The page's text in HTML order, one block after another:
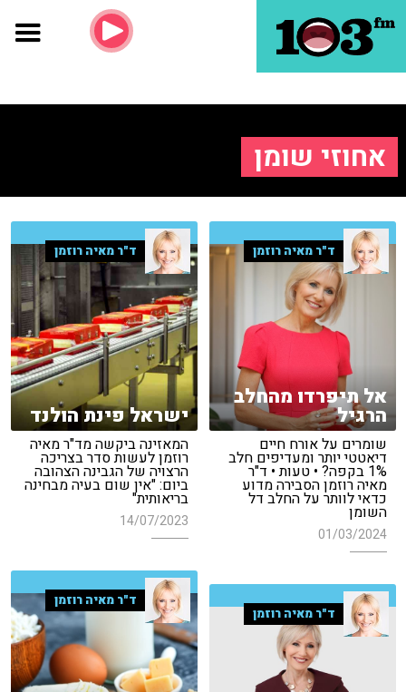
אחוזי שומן
ד"ר מאיה רוזמן
אל תיפרדו מהחלב
הרגיל
שומרים על אורח חיים
דיאטטי יותר ומעדיפים חלב
1% בקפה? • טעות • ד"ר
מאיה רוזמן הסבירה מדוע
כדאי לוותר על החלב דל
השומן
01/03/2024
ד"ר מאיה רוזמן
ישראל פינת הולנד
המאזינה ביקשה מד"ר מאיה
רוזמן לעשות סדר בצריכה
הרצויה של הגבינה הצהובה
ביום: "אין שום בעיה מבחינה
בריאותית"
14/07/2023
ד"ר מאיה רוזמן
ד"ר מאיה רוזמן